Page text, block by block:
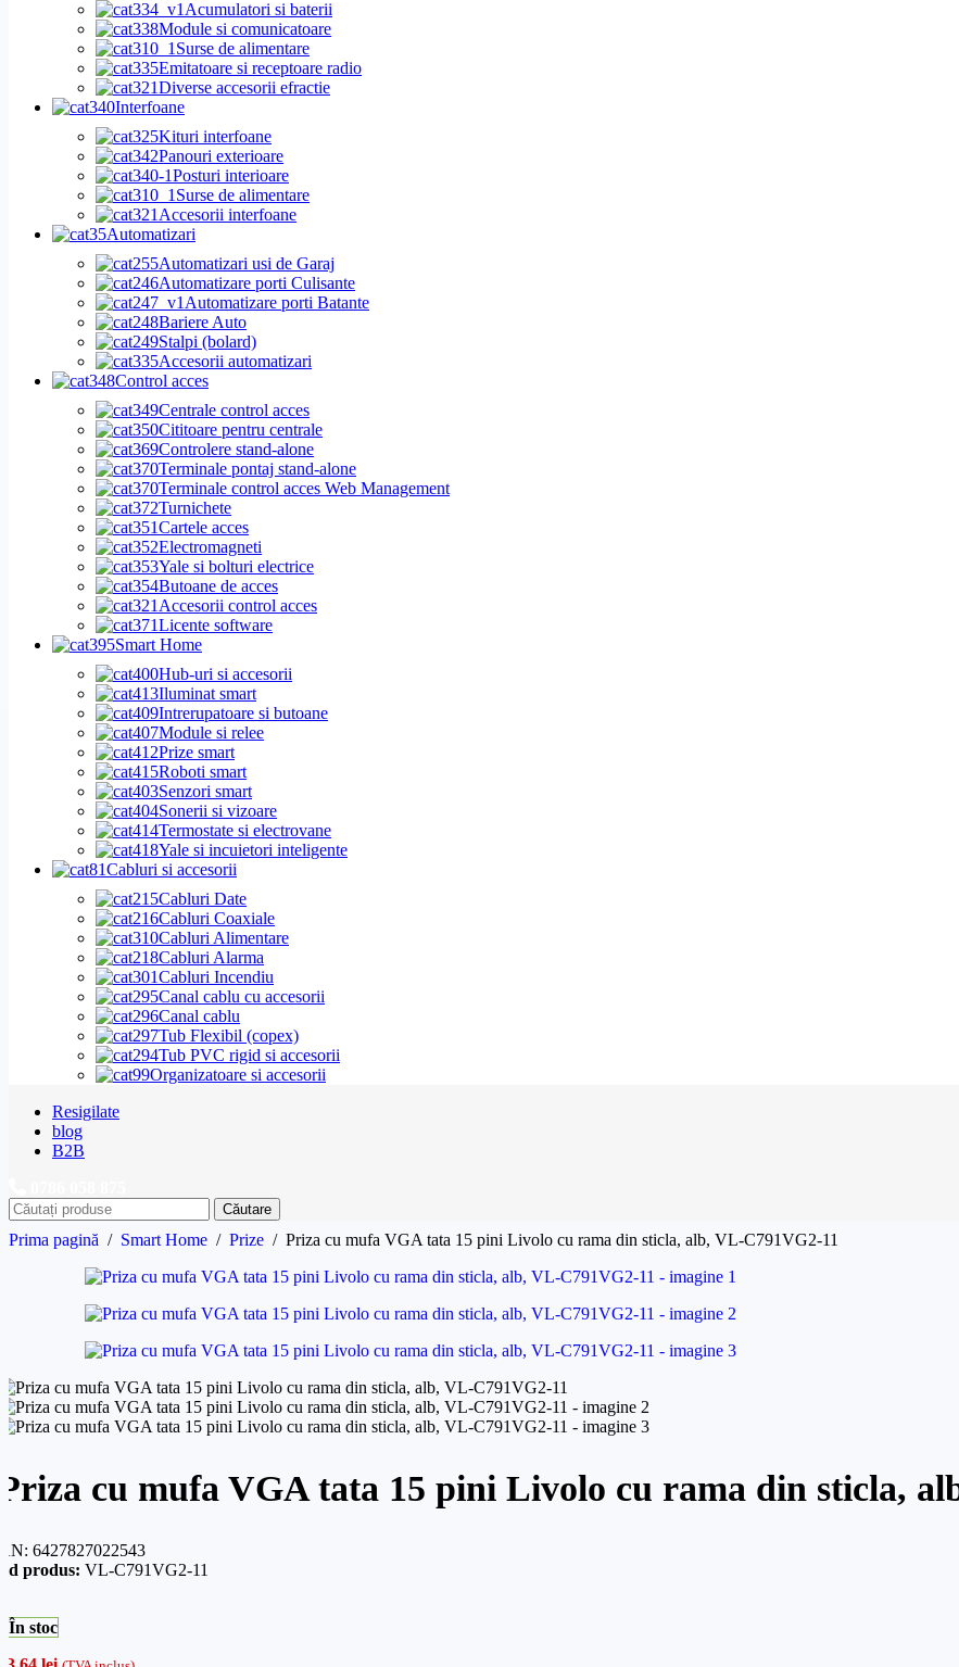
Acumulatori si baterii
Module si comunicatoare
Surse de alimentare
Emitatoare si receptoare radio
Diverse accesorii efractie
Interfoane
Kituri interfoane
Panouri exterioare
Posturi interioare
Surse de alimentare
Accesorii interfoane
Automatizari
Automatizari usi de Garaj
Automatizare porti Culisante
Automatizare porti Batante
Bariere Auto
Stalpi (bolard)
Accesorii automatizari
Control acces
Centrale control acces
Cititoare pentru centrale
Controlere stand-alone
Terminale pontaj stand-alone
Terminale control acces Web Management
Turnichete
Cartele acces
Electromagneti
Yale si bolturi electrice
Butoane de acces
Accesorii control acces
Licente software
Smart Home
Hub-uri si accesorii
Iluminat smart
Intrerupatoare si butoane
Module si relee
Prize smart
Roboti smart
Senzori smart
Sonerii si vizoare
Termostate si electrovane
Yale si incuietori inteligente
Cabluri si accesorii
Cabluri Date
Cabluri Coaxiale
Cabluri Alimentare
Cabluri Alarma
Cabluri Incendiu
Canal cablu cu accesorii
Canal cablu
Tub Flexibil (copex)
Tub PVC rigid si accesorii
Organizatoare si accesorii
Resigilate
blog
B2B
Căutare
Prima pagină / Smart Home / Prize / Priza cu mufa VGA tata 15 pini Livolo cu rama din sticla, alb, VL-C791VG2-11
cu mufa VGA tata 15 pini Livolo cu rama din sticla,
6427827022543
produs: VL-C791VG2-11
În stoc